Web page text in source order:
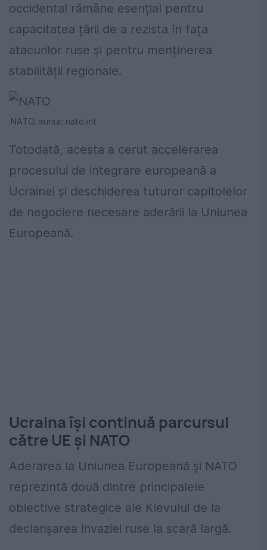
occidental rămâne esențial pentru
capacitatea țării de a rezista în fața
atacurilor ruse și pentru menținerea
stabilității regionale.
NATO. sursa: nato.int
Totodată, acesta a cerut accelerarea
procesului de integrare europeană a
Ucrainei și deschiderea tuturor capitolelor
de negociere necesare aderării la Uniunea
Europeană.
Ucraina își continuă parcursul
către UE și NATO
Aderarea la Uniunea Europeană și NATO
reprezintă două dintre principalele
obiective strategice ale Kievului de la
declanșarea invaziei ruse la scară largă.